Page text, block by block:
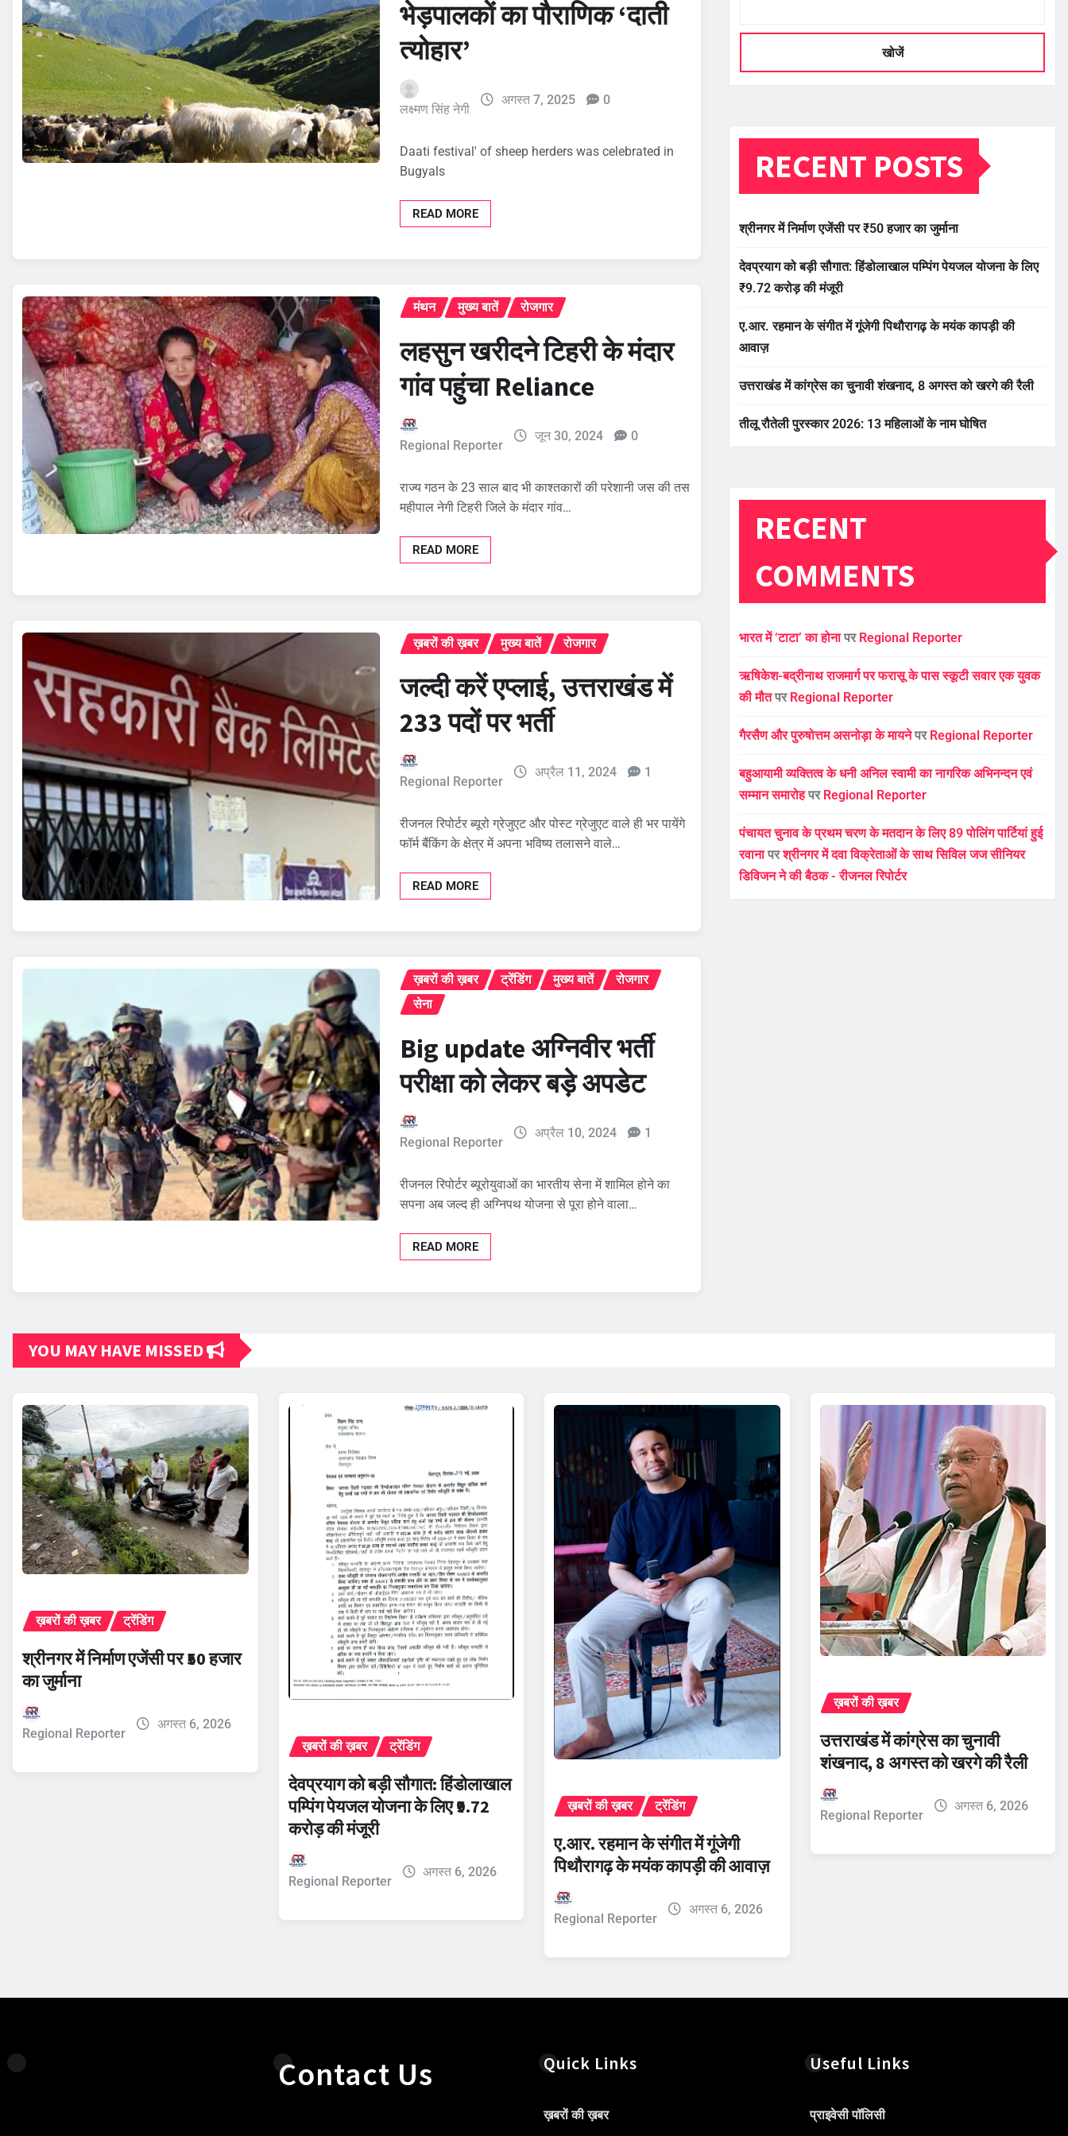
भेड़पालकों का पौराणिक ‘दाती
त्योहार’
लक्ष्मण सिंह नेगी
अगस्त 7, 2025 0
Daati festival' of sheep herders was celebrated in
Bugyals
READ MORE
मंथन मुख्य बातें रोजगार
लहसुन खरीदने टिहरी के मंदार
गांव पहुंचा Reliance
Regional Reporter
जून 30, 2024 0
राज्य गठन के 23 साल बाद भी काश्तकारों की परेशानी जस की तस
महीपाल नेगी टिहरी जिले के मंदार गांव…
READ MORE
ख़बरों की ख़बर मुख्य बातें रोजगार
जल्दी करें एप्लाई, उत्तराखंड में
233 पदों पर भर्ती
Regional Reporter
अप्रैल 11, 2024 1
रीजनल रिपोर्टर ब्यूरो ग्रेजुएट और पोस्ट ग्रेजुएट वाले ही भर पायेंगे
फॉर्म बैंकिंग के क्षेत्र में अपना भविष्य तलासने वाले…
READ MORE
ख़बरों की ख़बर ट्रेंडिंग मुख्य बातें
रोजगार
सेना
Big update अग्निवीर भर्ती
परीक्षा को लेकर बड़े अपडेट
Regional Reporter
अप्रैल 10, 2024 1
रीजनल रिपोर्टर ब्यूरोयुवाओं का भारतीय सेना में शामिल होने का
सपना अब जल्द ही अग्निपथ योजना से पूरा होने वाला…
READ MORE
खोजें
RECENT POSTS
श्रीनगर में निर्माण एजेंसी पर ₹50 हजार का जुर्माना
देवप्रयाग को बड़ी सौगात: हिंडोलाखाल पम्पिंग पेयजल योजना के लिए
₹9.72 करोड़ की मंजूरी
ए.आर. रहमान के संगीत में गूंजेगी पिथौरागढ़ के मयंक कापड़ी की
आवाज़
उत्तराखंड में कांग्रेस का चुनावी शंखनाद, 8 अगस्त को खरगे की रैली
तीलू रौतेली पुरस्कार 2026: 13 महिलाओं के नाम घोषित
RECENT
COMMENTS
भारत में ‘टाटा’ का होनापर Regional Reporter
ऋषिकेश-बद्रीनाथ राजमार्ग पर फरासू के पास स्कूटी सवार एक युवक
की मौतपर Regional Reporter
गैरसैण और पुरुषोत्तम असनोड़ा के मायनेपर Regional Reporter
बहुआयामी व्यक्तित्व के धनी अनिल स्वामी का नागरिक अभिनन्दन एवं
सम्मान समारोहपर Regional Reporter
पंचायत चुनाव के प्रथम चरण के मतदान के लिए 89 पोलिंग पार्टियां हुई
रवानापरश्रीनगर में दवा विक्रेताओं के साथ सिविल जज सीनियर
डिविजन ने की बैठक - रीजनल रिपोर्टर
YOU MAY HAVE MISSED
ख़बरों की ख़बर ट्रेंडिंग
श्रीनगर में निर्माण एजेंसी पर ₹50 हजार
का जुर्माना
Regional Reporter
अगस्त 6, 2026
ख़बरों की ख़बर
ट्रेंडिंग
देवप्रयाग को बड़ी सौगात: हिंडोलाखाल
पम्पिंग पेयजल योजना के लिए ₹9.72
करोड़ की मंजूरी
Regional Reporter
अगस्त 6, 2026
ख़बरों की ख़बर ट्रेंडिंग
ए.आर. रहमान के संगीत में गूंजेगी
पिथौरागढ़ के मयंक कापड़ी की आवाज़
Regional Reporter
अगस्त 6, 2026
ख़बरों की ख़बर
उत्तराखंड में कांग्रेस का चुनावी
शंखनाद, 8 अगस्त को खरगे की रैली
Regional Reporter
अगस्त 6, 2026
Contact Us Quick Links
ख़बरों की ख़बर
Useful Links
प्राइवेसी पॉलिसी